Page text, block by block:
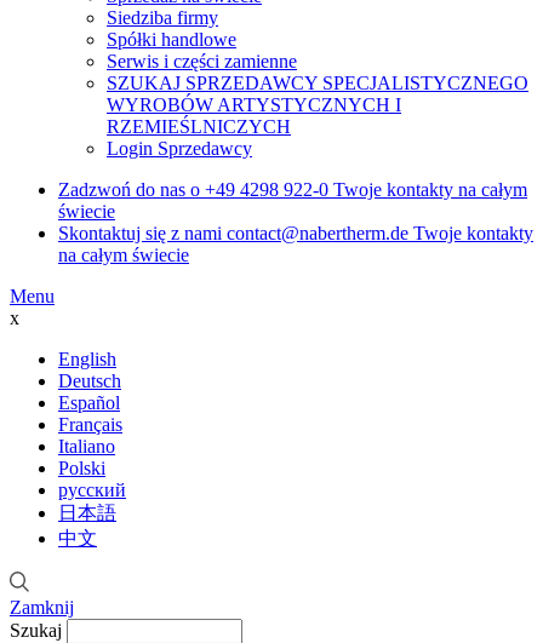
Siedziba firmy
Spółki handlowe
Serwis i części zamienne
SZUKAJ SPRZEDAWCY SPECJALISTYCZNEGO
WYROBÓW ARTYSTYCZNYCH I
RZEMIEŚLNICZYCH
Login Sprzedawcy
Zadzwoń do nas o +49 4298 922-0 Twoje kontakty na całym
świecie
Skontaktuj się z nami contact@nabertherm.de Twoje kontakty
na całym świecie
Menu
x
English
Deutsch
Español
Français
Italiano
Polski
русский
日本語
中文
Zamknij
Szukaj